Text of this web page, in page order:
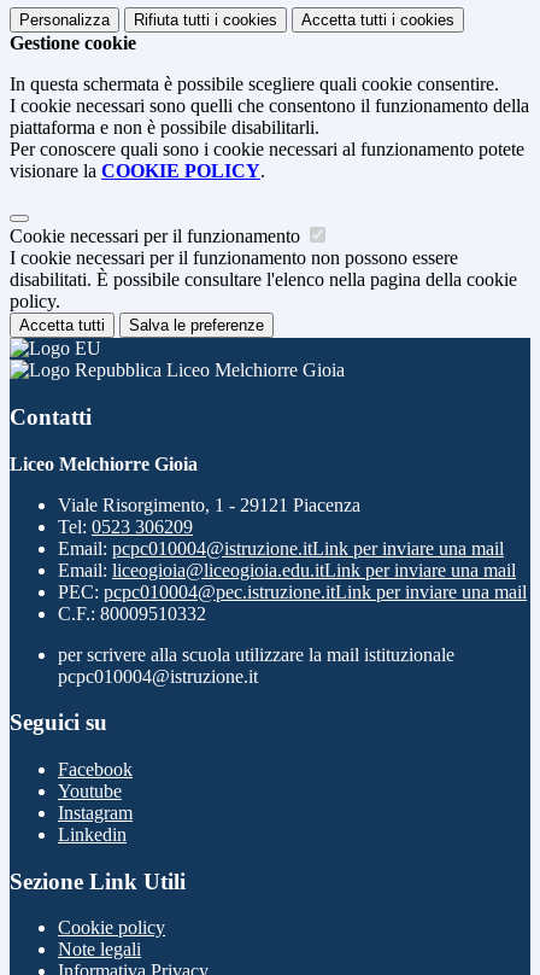
Personalizza Rifiuta tutti i cookies Accetta tutti i cookies
Gestione cookie
In questa schermata è possibile scegliere quali cookie consentire.
I cookie necessari sono quelli che consentono il funzionamento della
piattaforma e non è possibile disabilitarli.
Per conoscere quali sono i cookie necessari al funzionamento potete
visionare la COOKIE POLICY.
Cookie necessari per il funzionamento
I cookie necessari per il funzionamento non possono essere
disabilitati. È possibile consultare l'elenco nella pagina della cookie
policy.
Accetta tutti Salva le preferenze
Liceo Melchiorre Gioia
Contatti
Liceo Melchiorre Gioia
Viale Risorgimento, 1 - 29121 Piacenza
Tel: 0523 306209
Email: pcpc010004@istruzione.itLink per inviare una mail
Email: liceogioia@liceogioia.edu.itLink per inviare una mail
PEC: pcpc010004@pec.istruzione.itLink per inviare una mail
C.F.: 80009510332
per scrivere alla scuola utilizzare la mail istituzionale
pcpc010004@istruzione.it
Seguici su
Facebook
Youtube
Instagram
Linkedin
Sezione Link Utili
Cookie policy
Note legali